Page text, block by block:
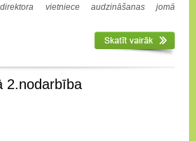
vietniece audzināšanas jomā
2.nodarbība